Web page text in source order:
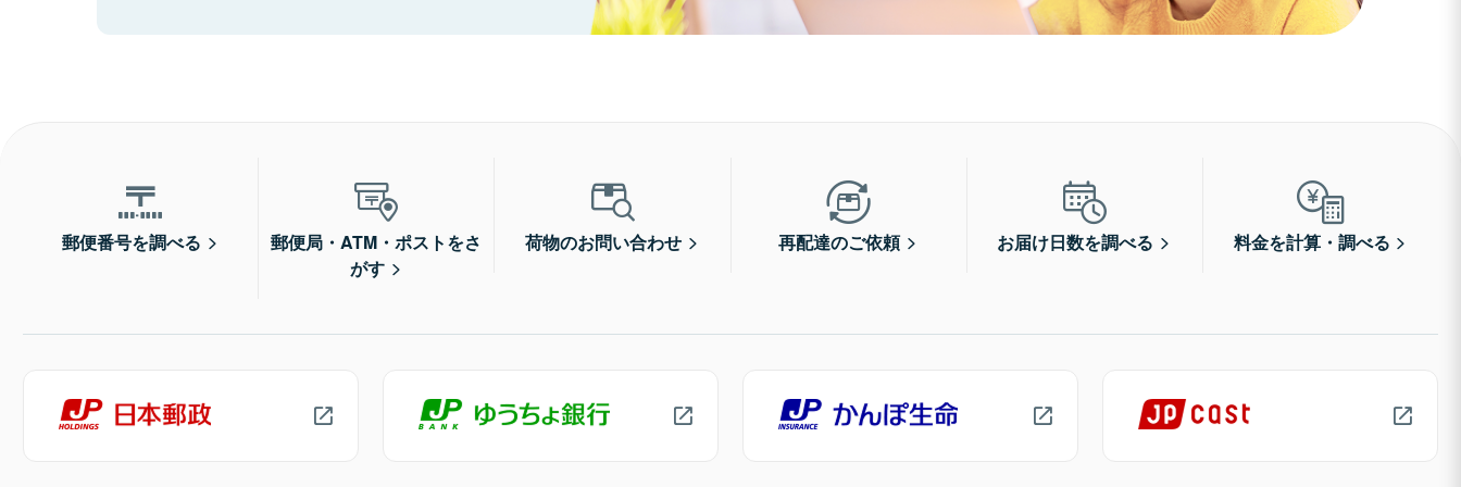
郵便番号を調べる
郵便局・ATM・ポストをさ
がす
荷物のお問い合わせ 再配達のご依頼 お届け日数を調べる 料金を計算・調べる